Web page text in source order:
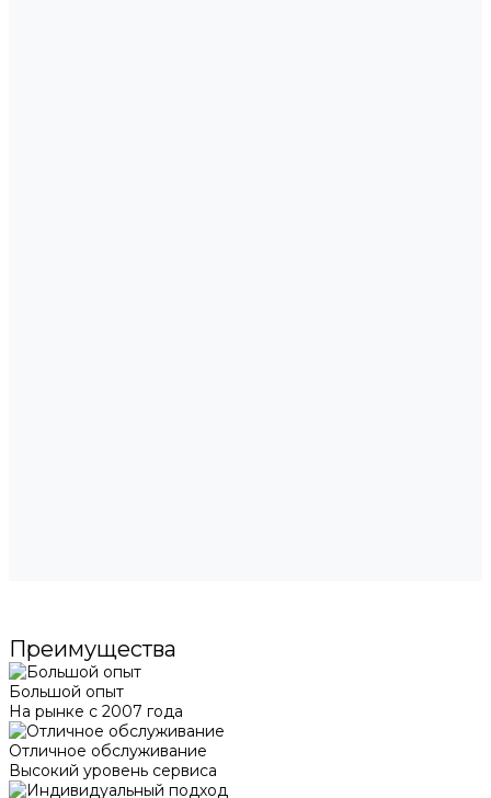
Преимущества
Большой опыт
На рынке с 2007 года
Отличное обслуживание
Высокий уровень сервиса